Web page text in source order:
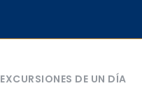
EXCURSIONES DE UN DÍA